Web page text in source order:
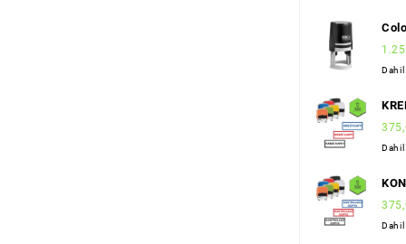
Dahil
Dahil
Dahil